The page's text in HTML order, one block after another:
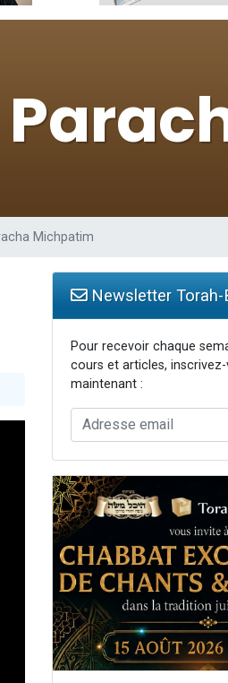
Michpatim
Newsletter Torah-
Pour recevoir chaque
cours et articles,
maintenant :